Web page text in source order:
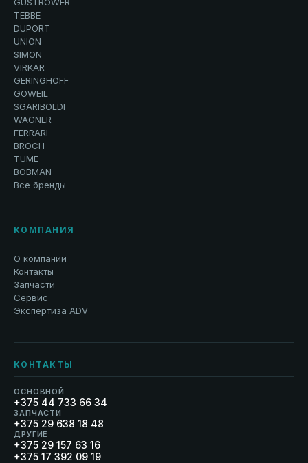
TEBBE
DUPORT
UNION
SIMON
VIRKAR
GERINGHOFF
GÖWEIL
SGARIBOLDI
WAGNER
FERRARI
BROCH
TUME
BOBMAN
Все бренды
КОМПАНИЯ
О компании
Контакты
Запчасти
Сервис
Экспертиза ADV
КОНТАКТЫ
ОСНОВНОЙ
+375 44 733 66 34
ЗАПЧАСТИ
+375 29 638 18 48
ДРУГИЕ
+375 29 157 63 16
+375 17 392 09 19